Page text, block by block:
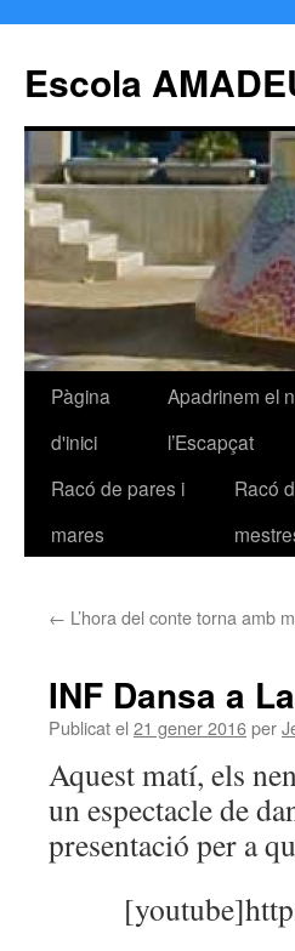
Escola
Vés
contingut
Pàgina
d'inici
Apadrinem el
l’Escapçat
Racó de pares i
mares
Racó
← L’hora del conte torna amb
INF Dansa a
Publicat el 21 gener 2016per
Aquest matí, els
un espectacle de
presentació per a